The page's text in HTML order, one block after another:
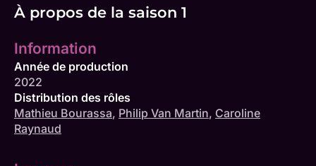
À propos de la saison 1
Information
Année de production
2022
Distribution des rôles
Mathieu Bourassa, Philip Van Martin, Caroline
Raynaud